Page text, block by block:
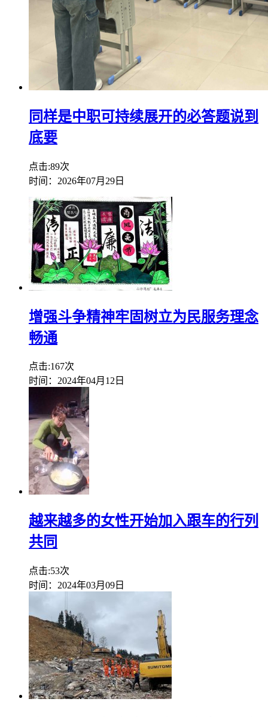
同样是中职可持续展开的必答题说到
底要
点击:89次
时间：2026年07月29日
增强斗争精神牢固树立为民服务理念
畅通
点击:167次
时间：2024年04月12日
越来越多的女性开始加入跟车的行列
共同
点击:53次
时间：2024年03月09日